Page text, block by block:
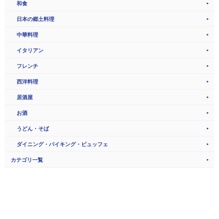
和食
日本の郷土料理
中華料理
イタリアン
フレンチ
西洋料理
居酒屋
お酒
うどん・そば
ダイニング・バイキング・ビュッフェ
カテゴリ一覧